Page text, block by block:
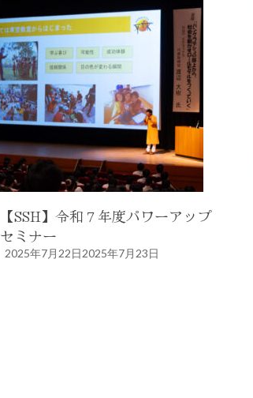
【SSH】令和７年度パワーアップ
セミナー
2025年7月22日2025年7月23日